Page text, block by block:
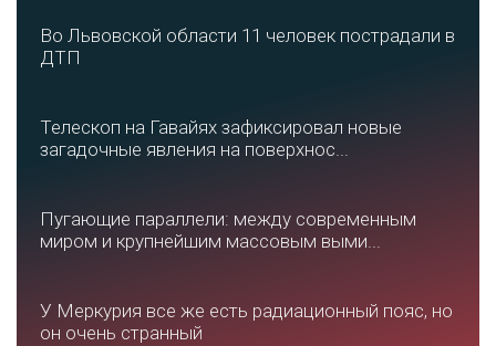
Во Львовской области 11 человек пострадали в
ДТП
Телескоп на Гавайях зафиксировал новые
загадочные явления на поверхнос...
Пугающие параллели: между современным
миром и крупнейшим массовым выми...
У Меркурия все же есть радиационный пояс, но
он очень странный